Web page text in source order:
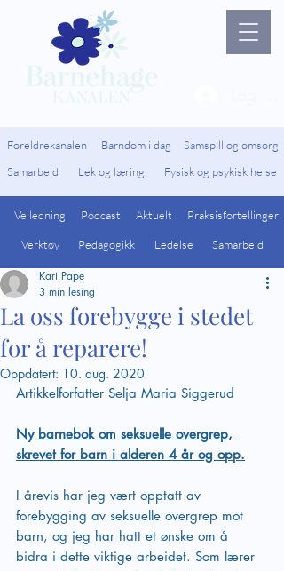
Foreldrekanalen Barndom i dag
Samspill og omsorg
Samarbeid
Lek og læring Fysisk og psykisk helse
Veiledning
Verktøy
Podcast
Pedagogikk
Aktuelt Praksisfortellinger
Ledelse Samarbeid
La oss forebygge i stedet
for å reparere!
Kari Pape
3 min lesing
Oppdatert: 10. aug. 2020
Artikkelforfatter Selja Maria Siggerud
Ny barnebok om seksuelle overgrep,
skrevet for barn i alderen 4 år og opp.
I årevis har jeg vært opptatt av
forebygging av seksuelle overgrep mot
barn, og jeg har hatt et ønske om å
bidra i dette viktige arbeidet. Som lærer